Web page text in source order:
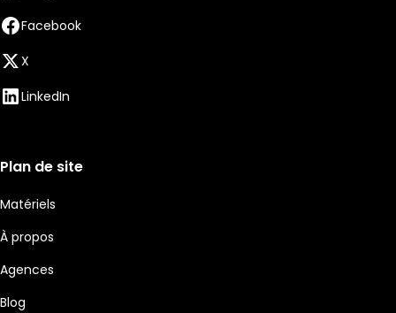
Facebook
X
LinkedIn
Plan de site
Matériels
À propos
Agences
Blog